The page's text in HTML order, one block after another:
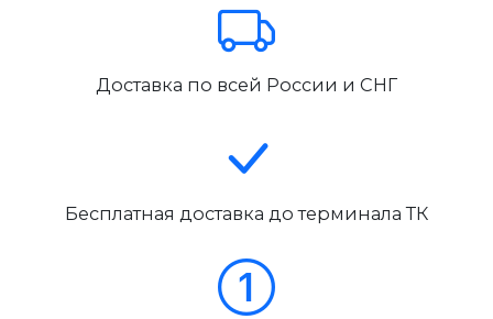
Доставка по всей России и СНГ
Бесплатная доставка до терминала ТК